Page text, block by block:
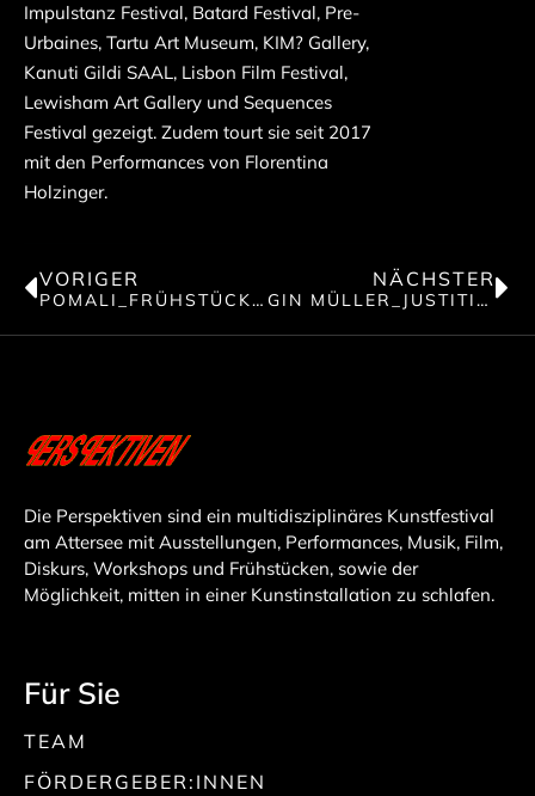
Impulstanz Festival, Batard Festival, Pre-
Urbaines, Tartu Art Museum, KIM? Gallery,
Kanuti Gildi SAAL, Lisbon Film Festival,
Lewisham Art Gallery und Sequences
Festival gezeigt. Zudem tourt sie seit 2017
mit den Performances von Florentina
Holzinger.
VORIGER
POMALI_FRÜHSTÜCK 2
NÄCHSTER
GIN MÜLLER_JUSTITIA! ECO CRIMINALS
Die Perspektiven sind ein multidisziplinäres Kunstfestival
am Attersee mit Ausstellungen, Performances, Musik, Film,
Diskurs, Workshops und Frühstücken, sowie der
Möglichkeit, mitten in einer Kunstinstallation zu schlafen.
Für Sie
TEAM
FÖRDERGEBER:INNEN